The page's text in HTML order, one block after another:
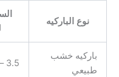
نوع الباركيه
باركيه خشب
طبيعي
3.5 – 7